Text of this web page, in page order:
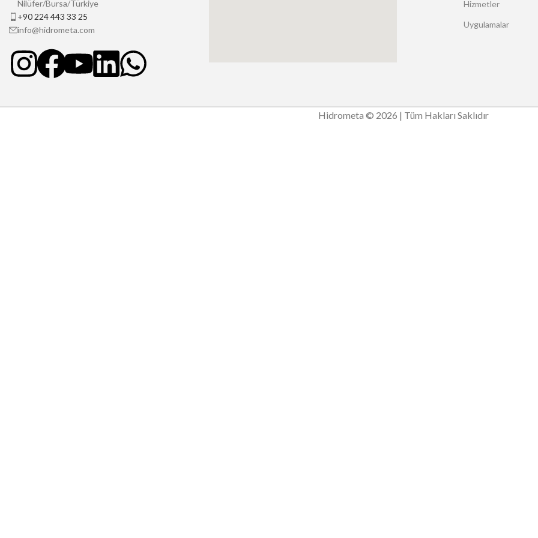
Nilüfer/Bursa/Türkiye
+90 224 443 33 25
info@hidrometa.com
Hizmetler
Uygulamalar
Hidrometa © 2026 | Tüm Hakları Saklıdır